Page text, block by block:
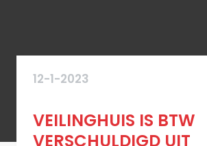
12-1-2023
VEILINGHUIS IS BTW
VERSCHULDIGD UIT